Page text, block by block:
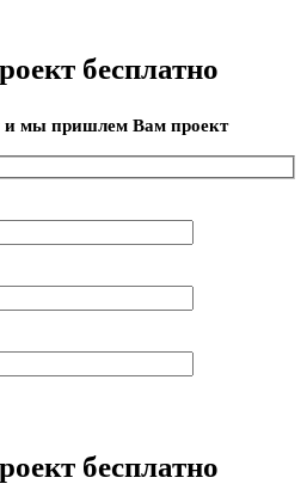
бесплатно
и мы пришлем Вам проект
бесплатно